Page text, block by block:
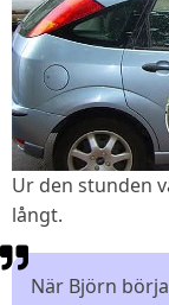
Ur den stunden
långt.
När Björn